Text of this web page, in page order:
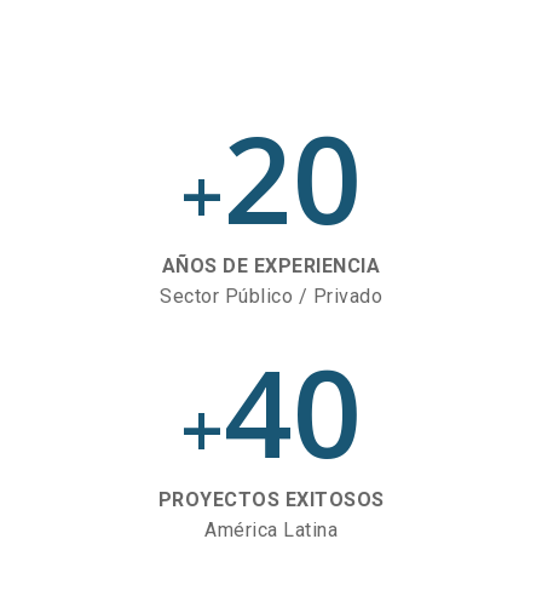
+20
AÑOS DE EXPERIENCIA
Sector Público / Privado
+40
PROYECTOS EXITOSOS
América Latina